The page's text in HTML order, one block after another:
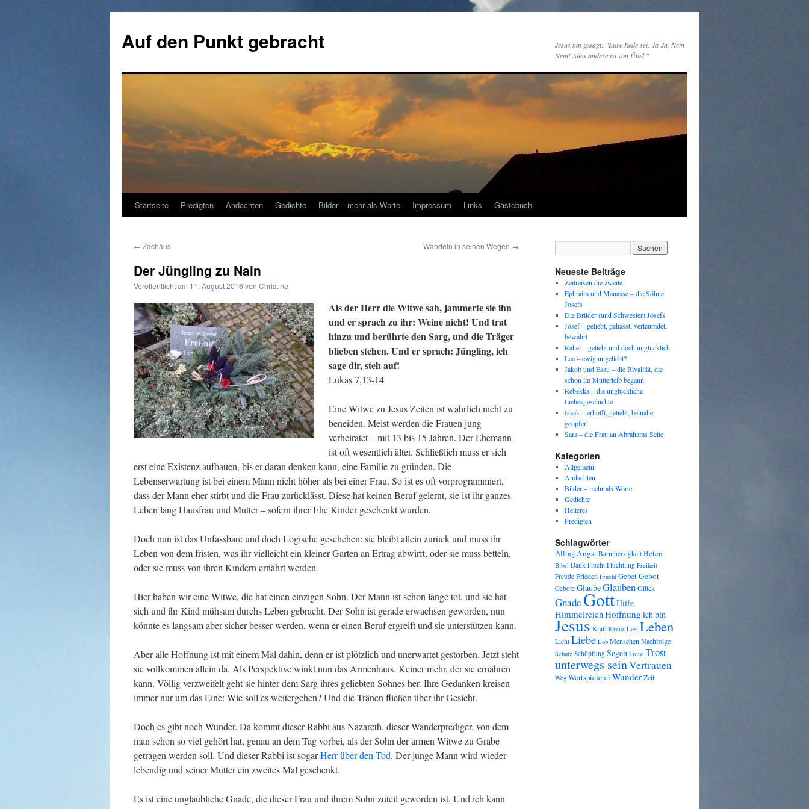
springen
Auf den Punkt gebracht
Jesus hat gesagt: "Eure Rede sei: Ja-Ja, Nein-
Nein! Alles andere ist von Übel."
Startseite Predigten Andachten Gedichte Bilder – mehr als Worte Impressum Links Gästebuch
← Zachäus Wandeln in seinen Wegen →
Der Jüngling zu Nain
Veröffentlicht am 11. August 2016 von Christine
Als der Herr die Witwe sah, jammerte sie ihn
und er sprach zu ihr: Weine nicht! Und trat
hinzu und berührte den Sarg, und die Träger
blieben stehen. Und er sprach: Jüngling, ich
sage dir, steh auf!
Lukas 7,13-14
Eine Witwe zu Jesus Zeiten ist wahrlich nicht zu
beneiden. Meist werden die Frauen jung
verheiratet – mit 13 bis 15 Jahren. Der Ehemann
ist oft wesentlich älter. Schließlich muss er sich
erst eine Existenz aufbauen, bis er daran denken kann, eine Familie zu gründen. Die
Lebenserwartung ist bei einem Mann nicht höher als bei einer Frau. So ist es oft vorprogrammiert,
dass der Mann eher stirbt und die Frau zurücklässt. Diese hat keinen Beruf gelernt, sie ist ihr ganzes
Leben lang Hausfrau und Mutter – sofern ihrer Ehe Kinder geschenkt wurden.
Doch nun ist das Unfassbare und doch Logische geschehen: sie bleibt allein zurück und muss ihr
Leben von dem fristen, was ihr vielleicht ein kleiner Garten an Ertrag abwirft, oder sie muss betteln,
oder sie muss von ihren Kindern ernährt werden.
Hier haben wir eine Witwe, die hat einen einzigen Sohn. Der Mann ist schon lange tot, und sie hat
sich und ihr Kind mühsam durchs Leben gebracht. Der Sohn ist gerade erwachsen geworden, nun
könnte es langsam aber sicher besser werden, wenn er einen Beruf ergreift und sie unterstützen kann.
Aber alle Hoffnung ist mit einem Mal dahin, denn er ist plötzlich und unerwartet gestorben. Jetzt steht
sie vollkommen allein da. Als Perspektive winkt nun das Armenhaus. Keiner mehr, der sie ernähren
kann. Völlig verzweifelt geht sie hinter dem Sarg ihres geliebten Sohnes her. Ihre Gedanken kreisen
immer nur um das Eine: Wie soll es weitergehen? Und die Tränen fließen über ihr Gesicht.
Doch es gibt noch Wunder. Da kommt dieser Rabbi aus Nazareth, dieser Wanderprediger, von dem
man schon so viel gehört hat, genau an dem Tag vorbei, als der Sohn der armen Witwe zu Grabe
getragen werden soll. Und dieser Rabbi ist sogarHerr über den Tod. Der junge Mann wird wieder
lebendig und seiner Mutter ein zweites Mal geschenkt.
Es ist eine unglaubliche Gnade, die dieser Frau und ihrem Sohn zuteil geworden ist. Und ich kann
Neueste Beiträge
Zeitreisen die zweite
Ephraim und Manasse – die Söhne
Josefs
Die Brüder (und Schwester) Josefs
Josef – geliebt, gehasst, verleumdet,
bewahrt
Rahel – geliebt und doch unglücklich
Lea – ewig ungeliebt?
Jakob und Esau – die Rivalität, die
schon im Mutterleib begann
Rebekka – die unglückliche
Liebesgeschichte
Isaak – erhofft, geliebt, beinahe
geopfert
Sara – die Frau an Abrahams Seite
Kategorien
Allgemein
Andachten
Bilder – mehr als Worte
Gedichte
Heiteres
Predigten
Schlagwörter
AlltagAngst Barmherzigkeit Beten
Bibel Dank Flucht Flüchtling Freiheit
Freude Frieden Frucht GebetGebot
Gebote GlaubeGlaubenGlück
GnadeGottHilfe
HimmelreichHoffnung ich bin
Jesus Kraft Kreuz Last Leben
Licht Liebe Lob MenschenNachfolge
Schutz Schöpfung Segen Treue Trost
unterwegs seinVertrauen
Weg Wortspielerei WunderZeit